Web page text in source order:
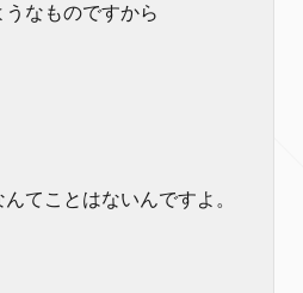
なものですから
てことはないんですよ。